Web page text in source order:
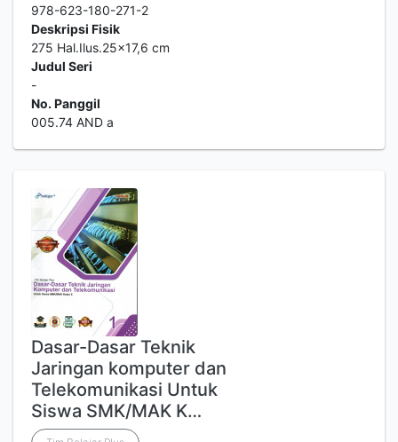
978-623-180-271-2
Deskripsi Fisik
275 Hal.Ilus.25x17,6 cm
Judul Seri
-
No. Panggil
005.74 AND a
Dasar-Dasar Teknik
Jaringan komputer dan
Telekomunikasi Untuk
Siswa SMK/MAK K…